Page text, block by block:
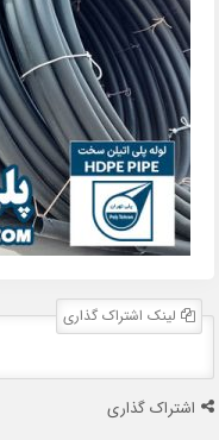
لینک اشتراک گذاری
اشتراک گذاری